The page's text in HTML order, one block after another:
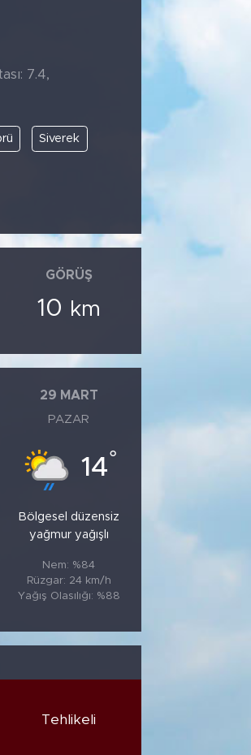
7.4,
Siverek
GÖRÜŞ
10 km
29 MART
PAZAR
14°
Bölgesel düzensiz
yağmur yağışlı
Nem: %84
Rüzgar: 24 km/h
Yağış Olasılığı: %88
Tehlikeli